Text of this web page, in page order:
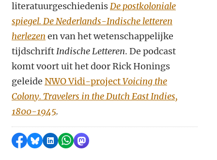
literatuurgeschiedenisDe postkoloniale
spiegel. De Nederlands-Indische letteren
herlezen en van het wetenschappelijke
tijdschriftIndische Letteren. De podcast
komt voort uit het door Rick Honings
geleide NWO Vidi-projectVoicing the
Colony. Travelers in the Dutch East Indies,
1800-1945.
Delen op Facebook
Delen via Bluesky
Delen op LinkedIn
Delen via WhatsApp
Delen via Mastodon